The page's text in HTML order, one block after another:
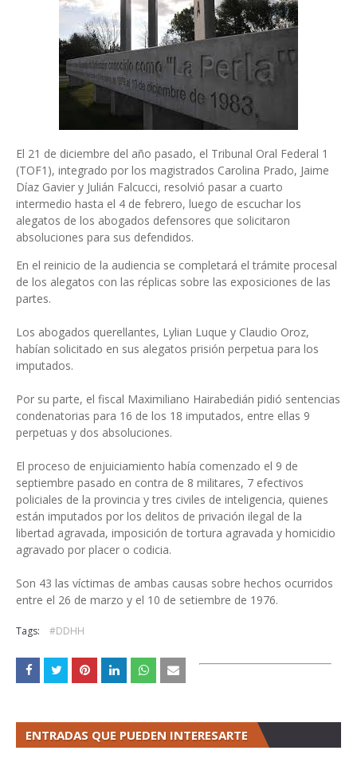
El 21 de diciembre del año pasado, el Tribunal Oral Federal 1
(TOF1), integrado por los magistrados Carolina Prado, Jaime
Díaz Gavier y Julián Falcucci, resolvió pasar a cuarto
intermedio hasta el 4 de febrero, luego de escuchar los
alegatos de los abogados defensores que solicitaron
absoluciones para sus defendidos.
En el reinicio de la audiencia se completará el trámite procesal
de los alegatos con las réplicas sobre las exposiciones de las
partes.
Los abogados querellantes, Lylian Luque y Claudio Oroz,
habían solicitado en sus alegatos prisión perpetua para los
imputados.
Por su parte, el fiscal Maximiliano Hairabedián pidió sentencias
condenatorias para 16 de los 18 imputados, entre ellas 9
perpetuas y dos absoluciones.
El proceso de enjuiciamiento había comenzado el 9 de
septiembre pasado en contra de 8 militares, 7 efectivos
policiales de la provincia y tres civiles de inteligencia, quienes
están imputados por los delitos de privación ilegal de la
libertad agravada, imposición de tortura agravada y homicidio
agravado por placer o codicia.
Son 43 las víctimas de ambas causas sobre hechos ocurridos
entre el 26 de marzo y el 10 de setiembre de 1976.
Tags: #DDHH
ENTRADAS QUE PUEDEN INTERESARTE